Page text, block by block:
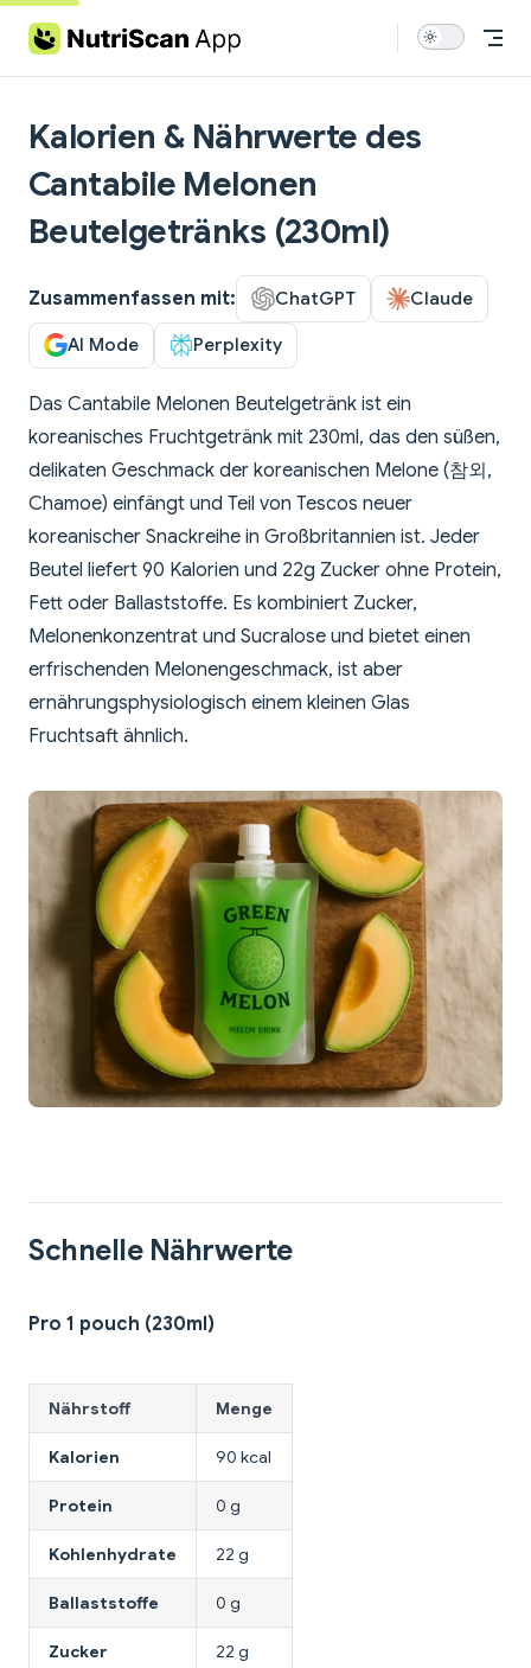
Skip to content
Kalorien & Nährwerte des
Cantabile Melonen
Beutelgetränks (230ml)
Zusammenfassen mit: ChatGPT Claude
AI Mode Perplexity
Das Cantabile Melonen Beutelgetränk ist ein
koreanisches Fruchtgetränk mit 230ml, das den süßen,
delikaten Geschmack der koreanischen Melone (참외,
Chamoe) einfängt und Teil von Tescos neuer
koreanischer Snackreihe in Großbritannien ist. Jeder
Beutel liefert 90 Kalorien und 22g Zucker ohne Protein,
Fett oder Ballaststoffe. Es kombiniert Zucker,
Melonenkonzentrat und Sucralose und bietet einen
erfrischenden Melonengeschmack, ist aber
ernährungsphysiologisch einem kleinen Glas
Fruchtsaft ähnlich.
Schnelle Nährwerte
Pro 1 pouch (230ml)
Nährstoff Menge
Kalorien 90 kcal
Protein 0 g
Kohlenhydrate 22 g
Ballaststoffe 0 g
Zucker 22 g